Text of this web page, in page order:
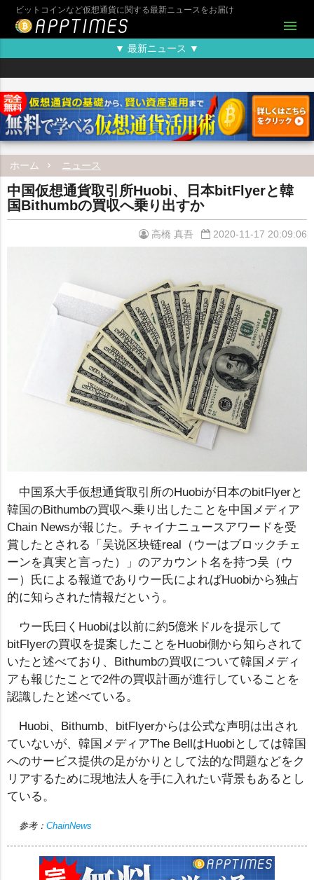
ビットコインなど仮想通貨に関する最新ニュースをお届け
menu
▼ 最新ニュース ▼
ホーム ニュース
中国仮想通貨取引所Huobi、日本bitFlyerと韓
国Bithumbの買収へ乗り出すか
高橋 真吾 2020-11-17 20:09:06
中国系大手仮想通貨取引所のHuobiが日本のbitFlyerと
韓国のBithumbの買収へ乗り出したことを中国メディア
Chain Newsが報じた。チャイナニュースアワードを受
賞したとされる「吴说区块链real（ウーはブロックチェ
ーンを真実と言った）」のアカウント名を持つ吴（ウ
ー）氏による報道でありウー氏によればHuobiから独占
的に知らされた情報だという。
ウー氏曰くHuobiは以前に約5億米ドルを提示して
bitFlyerの買収を提案したことをHuobi側から知らされて
いたと述べており、Bithumbの買収について韓国メディ
アも報じたことで2件の買収計画が進行していることを
認識したと述べている。
Huobi、Bithumb、bitFlyerからは公式な声明は出され
ていないが、韓国メディアThe BellはHuobiとしては韓国
へのサービス提供の足がかりとして法的な問題などをク
リアするために現地法人を手に入れたい背景もあるとし
ている。
参考： ChainNews